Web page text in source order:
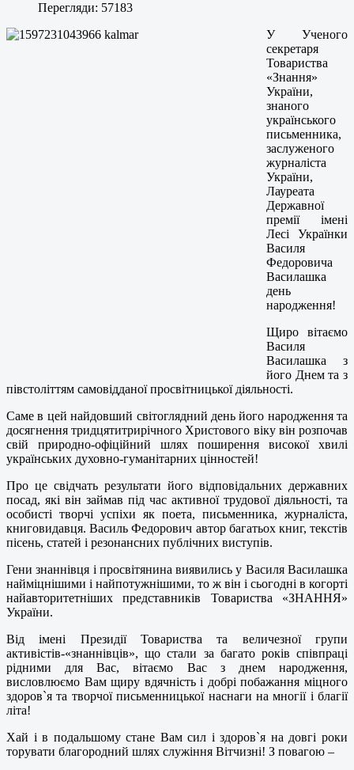
Перегляди: 57183
У Ученого
секретаря
Товариства
«Знання»
України,
знаного
українського
письменника,
заслуженого
журналіста
України,
Лауреата
Державної
премії імені
Лесі Українки
Василя
Федоровича
Василашка
день
народження!
Щиро вітаємо
Василя
Василашка з
його Днем та з
півстоліттям самовідданої просвітницької діяльності.
Саме в цей найдовший світоглядний день його народження та
досягнення тридцятитрирічного Христового віку він розпочав
свій природно-офіційний шлях поширення високої хвилі
українських духовно-гуманітарних цінностей!
Про це свідчать результати його відповідальних державних
посад, які він займав під час активної трудової діяльності, та
особисті творчі успіхи як поета, письменника, журналіста,
книговидавця. Василь Федорович автор багатьох книг, текстів
пісень, статей і резонансних публічних виступів.
Гени знаннівця і просвітянина виявились у Василя Василашка
найміцнішими і найпотужнішими, то ж він і сьогодні в когорті
найавторитетніших представників Товариства «ЗНАННЯ»
України.
Від імені Президії Товариства та величезної групи
активістів-«знаннівців», що стали за багато років співпраці
рідними для Вас, вітаємо Вас з днем народження,
висловлюємо Вам щиру вдячність і добрі побажання міцного
здоров`я та творчої письменницької наснаги на многії і благії
літа!
Хай і в подальшому стане Вам сил і здоров`я на довгі роки
торувати благородний шлях служіння Вітчизні! З повагою –